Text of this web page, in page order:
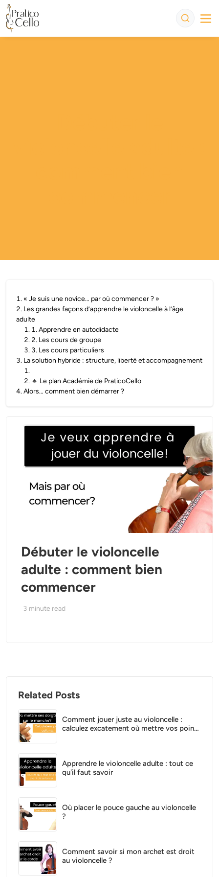
1.« Je suis une novice… par où commencer ? »
2. Les grandes façons d’apprendre le violoncelle à l’âge
adulte
1. 1. Apprendre en autodidacte
2. 2. Les cours de groupe
3. 3. Les cours particuliers
3. La solution hybride : structure, liberté et accompagnement
1.
2. 🔸 Le plan Académie de PraticoCello
4.Alors… comment bien démarrer ?
Débuter le violoncelle
adulte : comment bien
commencer
3 minute read
Related Posts
Comment jouer juste au violoncelle :
calculez excatement où mettre vos points
Apprendre le violoncelle adulte : tout ce
qu'il faut savoir
Où placer le pouce gauche au violoncelle
?
Comment savoir si mon archet est droit
au violoncelle ?